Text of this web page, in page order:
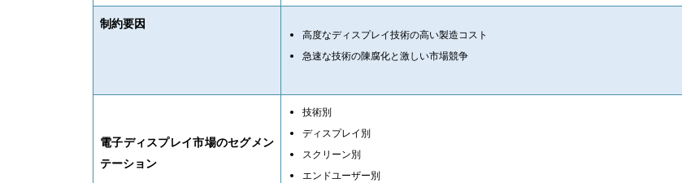
制約要因
高度なディスプレイ技術の高い製造コスト
急速な技術の陳腐化と激しい市場競争
電子ディスプレイ市場のセグメン
テーション
技術別
ディスプレイ別
スクリーン別
エンドユーザー別